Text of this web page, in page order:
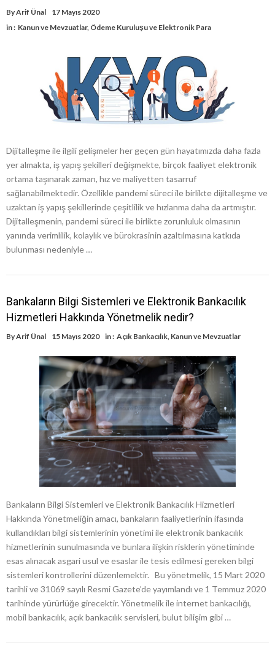
ByArif Ünal
17 Mayıs 2020
in : Kanun ve Mevzuatlar, Ödeme Kuruluşu ve Elektronik Para
Dijitalleşme ile ilgili gelişmeler her geçen gün hayatımızda daha fazla
yer almakta, iş yapış şekilleri değişmekte, birçok faaliyet elektronik
ortama taşınarak zaman, hız ve maliyetten tasarruf
sağlanabilmektedir. Özellikle pandemi süreci ile birlikte dijitalleşme ve
uzaktan iş yapış şekillerinde çeşitlilik ve hızlanma daha da artmıştır.
Dijitalleşmenin, pandemi süreci ile birlikte zorunluluk olmasının
yanında verimlilik, kolaylık ve bürokrasinin azaltılmasına katkıda
bulunması nedeniyle …
Bankaların Bilgi Sistemleri ve Elektronik Bankacılık
Hizmetleri Hakkında Yönetmelik nedir?
ByArif Ünal 15 Mayıs 2020 in : Açık Bankacılık Kanun ve Mevzuatlar
Bankaların Bilgi Sistemleri ve Elektronik Bankacılık Hizmetleri
Hakkında Yönetmeliğin amacı, bankaların faaliyetlerinin ifasında
kullandıkları bilgi sistemlerinin yönetimi ile elektronik bankacılık
hizmetlerinin sunulmasında ve bunlara ilişkin risklerin yönetiminde
esas alınacak asgari usul ve esaslar ile tesis edilmesi gereken bilgi
sistemleri kontrollerini düzenlemektir. Bu yönetmelik, 15 Mart 2020
tarihli ve 31069 sayılı Resmi Gazete’de yayımlandı ve 1 Temmuz 2020
tarihinde yürürlüğe girecektir. Yönetmelik ile internet bankacılığı,
mobil bankacılık, açık bankacılık servisleri, bulut bilişim gibi …